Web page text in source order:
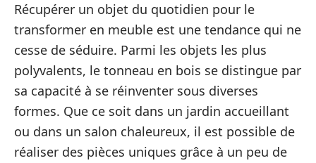
Récupérer un objet du quotidien pour le
transformer en meuble est une tendance qui ne
cesse de séduire. Parmi les objets les plus
polyvalents, le tonneau en bois se distingue par
sa capacité à se réinventer sous diverses
formes. Que ce soit dans un jardin accueillant
ou dans un salon chaleureux, il est possible de
réaliser des pièces uniques grâce à un peu de